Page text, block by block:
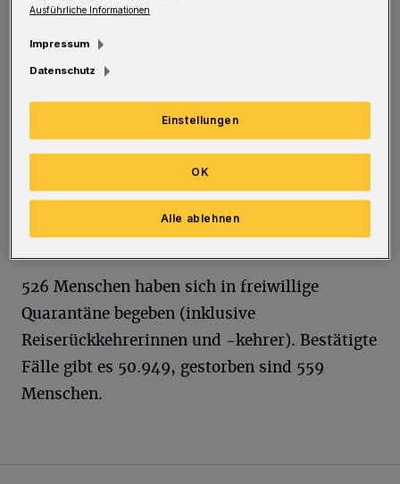
Aktuell befinden sich 4.781 Menschen in
Quarantäne. Davon sind 3.993 Infizierte
(Hinweis: In einigen Fällen, z B. während
einer Isolierung im Krankenhaus, wird keine
Quarantäne angeordnet), 170
Haushaltsangehörige sowie 92 sonstige
Kontaktpersonen der Kategorie 1.
526 Menschen haben sich in freiwillige
Quarantäne begeben (inklusive
Reiserückkehrerinnen und -kehrer). Bestätigte
Fälle gibt es 50.949, gestorben sind 559
Menschen.
Ausführliche Informationen
Impressum
Datenschutz
Einstellungen
Alle ablehnen
OK